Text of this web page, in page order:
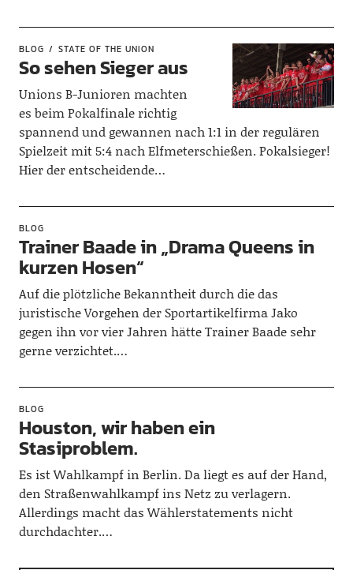
BLOG STATE OF THE UNION
So sehen Sieger aus
Unions B-Junioren machten
es beim Pokalfinale richtig
spannend und gewannen nach 1:1 in der regulären
Spielzeit mit 5:4 nach Elfmeterschießen. Pokalsieger!
Hier der entscheidende…
BLOG
Trainer Baade in „Drama Queens in
kurzen Hosen“
Auf die plötzliche Bekanntheit durch die das
juristische Vorgehen der Sportartikelfirma Jako
gegen ihn vor vier Jahren hätte Trainer Baade sehr
gerne verzichtet.…
BLOG
Houston, wir haben ein
Stasiproblem.
Es ist Wahlkampf in Berlin. Da liegt es auf der Hand,
den Straßenwahlkampf ins Netz zu verlagern.
Allerdings macht das Wählerstatements nicht
durchdachter.…